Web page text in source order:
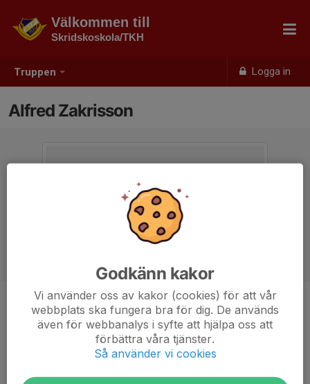
Truppen Logga in
Välkommen till
Skridskoskola/TKH
Alfred Zakrisson
Position
-
6 år
Godkänn kakor
Vi använder oss av kakor (cookies) för att vår
webbplats ska fungera bra för dig. De används
även för webbanalys i syfte att hjälpa oss att
förbättra våra tjänster.
Så använder vi cookies